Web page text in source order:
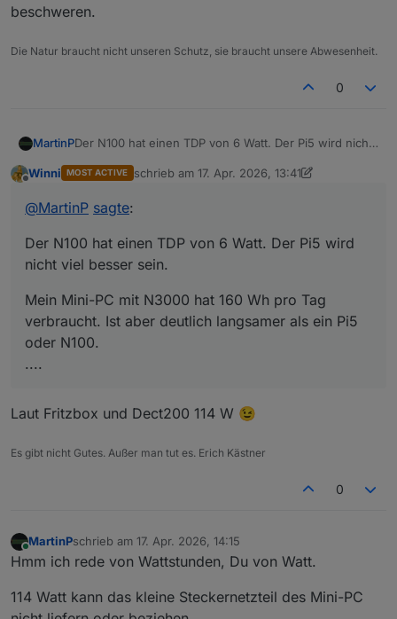
beschweren.
Die Natur braucht nicht unseren Schutz, sie braucht unsere Abwesenheit.
0
MartinPDer N100 hat einen TDP von 6 Watt. Der Pi5 wird nicht
Mein Mini-PC mit N3000 hat 160 Wh pro Tag
N100.
Incl. Peripherie ist es inzwischen aber mehr.
Zigbee Stick
Google Coral USB KI Modul
USB Hdd
Winni MOST ACTIVE schrieb am 17. Apr. 2026, 13:41
zuletzt editiert von Winni
@MartinP sagte:
Der N100 hat einen TDP von 6 Watt. Der Pi5 wird
nicht viel besser sein.
Mein Mini-PC mit N3000 hat 160 Wh pro Tag
verbraucht. Ist aber deutlich langsamer als ein Pi5
oder N100.
....
Laut Fritzbox und Dect200 114 W 😉
Es gibt nicht Gutes. Außer man tut es. Erich Kästner
0
Online
MartinPschrieb am 17. Apr. 2026, 14:15
zuletzt editiert von
Hmm ich rede von Wattstunden, Du von Watt.
114 Watt kann das kleine Steckernetzteil des Mini-PC